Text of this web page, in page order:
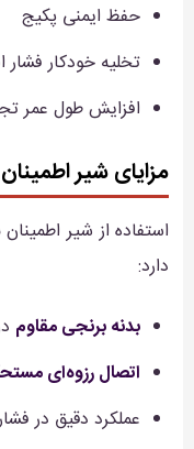
حفظ ایمنی پکیج
تخلیه خودکار فشار
افزایش طول عمر
مزایای شیر
استفاده از شیر
دارد:
بدنه برنجی مقاوم
اتصال رزوه‌ای
عملکرد دقیق در